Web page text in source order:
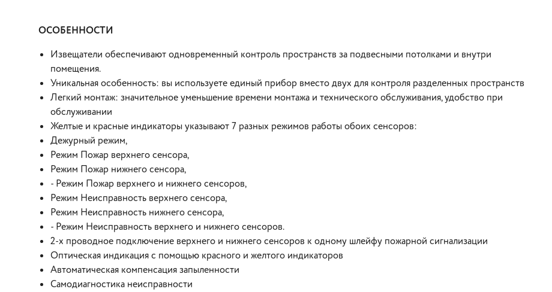
ОСОБЕННОСТИ
Извещатели обеспечивают одновременный контроль пространств за подвесными потолками и внутри
помещения.
Уникальная особенность: вы используете единый прибор вместо двух для контроля разделенных пространств
Легкий монтаж: значительное уменьшение времени монтажа и технического обслуживания, удобство при
обслуживании
Желтые и красные индикаторы указывают 7 разных режимов работы обоих сенсоров:
Дежурный режим,
Режим Пожар верхнего сенсора,
Режим Пожар нижнего сенсора,
- Режим Пожар верхнего и нижнего сенсоров,
Режим Неисправность верхнего сенсора,
Режим Неисправность нижнего сенсора,
- Режим Неисправность верхнего и нижнего сенсоров.
2-х проводное подключение верхнего и нижнего сенсоров к одному шлейфу пожарной сигнализации
Оптическая индикация с помощью красного и желтого индикаторов
Автоматическая компенсация запыленности
Самодиагностика неисправности